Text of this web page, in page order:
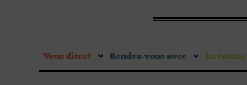
Vous dites ? Rendez-vous avec La tartine